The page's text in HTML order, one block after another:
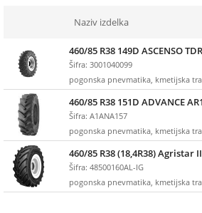
Naziv izdelka
460/85 R38 149D ASCENSO
Šifra: 3001040099
pogonska pnevmatika, kmetijska
460/85 R38 151D ADVANCE
Šifra: A1ANA157
pogonska pnevmatika, kmetijska
460/85 R38 (18,4R38) Agristar
Šifra: 48500160AL-IG
pogonska pnevmatika, kmetijska